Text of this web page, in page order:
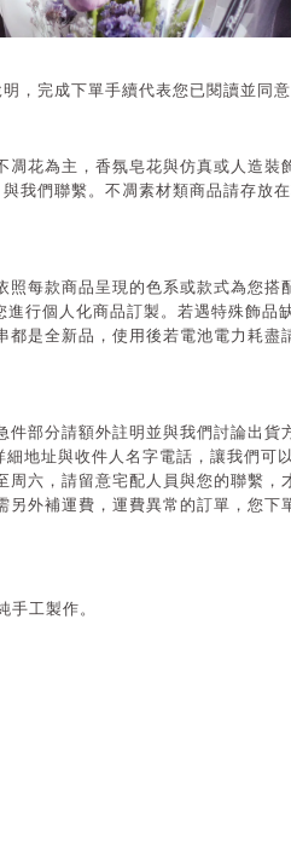
，完成下單手續代表您已閱讀並同意
花為主，香氛皂花與仿真或人造
與我們聯繫。不凋素材類商品請存放
每款商品呈現的色系或款式為您
進行個人化商品訂製。若遇特殊飾品
都是全新品，使用後若電池電力耗盡
部分請額外註明並與我們討論出貨
地址與收件人名字電話，讓我們可
六，請留意宅配人員與您的聯繫
外補運費，運費異常的訂單，您下
手工製作。